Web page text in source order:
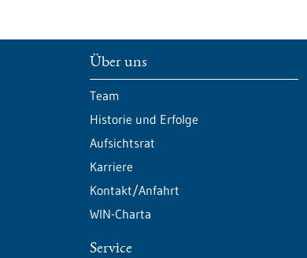
Über uns
Team
Historie und Erfolge
Aufsichtsrat
Karriere
Kontakt/Anfahrt
WIN-Charta
Service